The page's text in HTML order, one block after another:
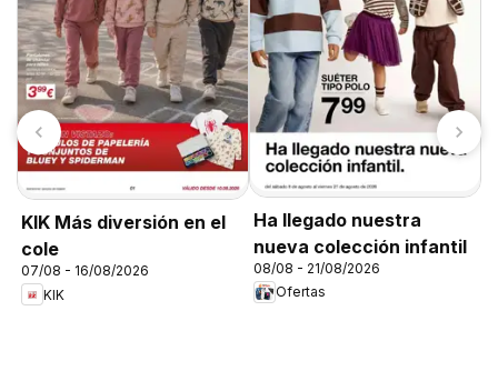
KIK Más diversión en el
cole
07/08 - 16/08/2026
KIK
Ha llegado nuestra
nueva colección infantil
08/08 - 21/08/2026
Ofertas